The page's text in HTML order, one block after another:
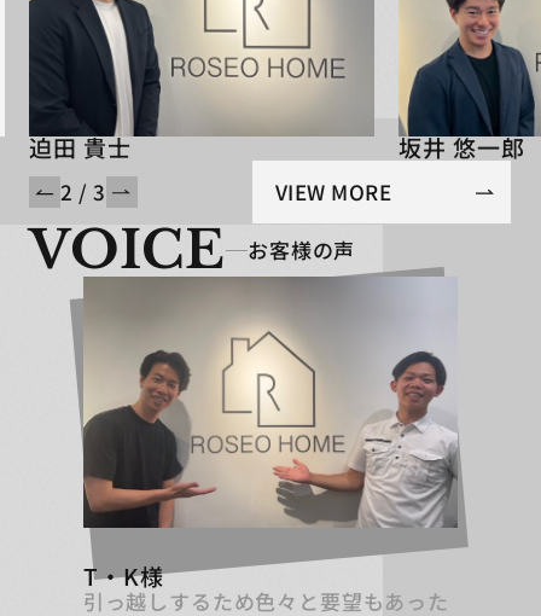
迫田 貴士 坂井 悠一郎
2 / 3 VIEW MORE
VOICE お客様の声
T・K様
引っ越しするため色々と要望もあった